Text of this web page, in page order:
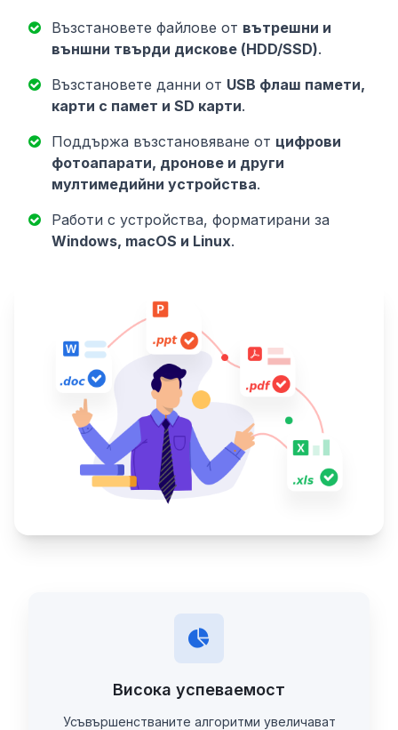
Възстановете файлове от вътрешни и
външни твърди дискове (HDD/SSD).
Възстановете данни от USB флаш памети,
карти с памет и SD карти.
Поддържа възстановяване от цифрови
фотоапарати, дронове и други
мултимедийни устройства.
Работи с устройства, форматирани за
Windows, macOS и Linux.
Висока успеваемост
Усъвършенстваните алгоритми увеличават